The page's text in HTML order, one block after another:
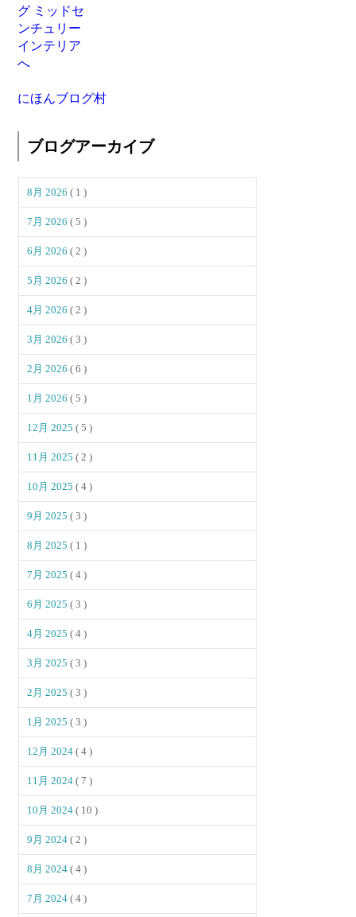
にほんブログ村
ブログアーカイブ
8月 2026( 1 )
7月 2026( 5 )
6月 2026( 2 )
5月 2026( 2 )
4月 2026( 2 )
3月 2026( 3 )
2月 2026( 6 )
1月 2026( 5 )
12月 2025( 5 )
11月 2025( 2 )
10月 2025( 4 )
9月 2025( 3 )
8月 2025( 1 )
7月 2025( 4 )
6月 2025( 3 )
4月 2025( 4 )
3月 2025( 3 )
2月 2025( 3 )
1月 2025( 3 )
12月 2024( 4 )
11月 2024( 7 )
10月 2024( 10 )
9月 2024( 2 )
8月 2024( 4 )
7月 2024( 4 )